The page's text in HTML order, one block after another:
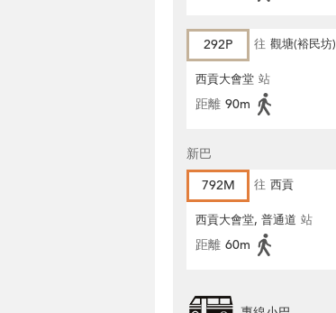
292P 往 觀塘(裕民坊)
西貢大會堂 站
距離 90m
新巴
792M
往 西貢
西貢大會堂, 普通道 站
距離 60m